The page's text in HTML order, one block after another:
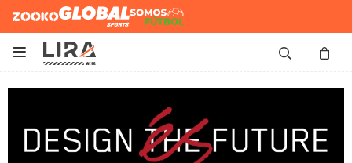
Zooko Global Sports
Somos
Futbol
